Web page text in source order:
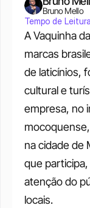
A Vaquinha
marcas
de laticínios,
cultural e
empresa, no
na cidade de
que
atenção do
locais.
Bruno Mello
Tempo de